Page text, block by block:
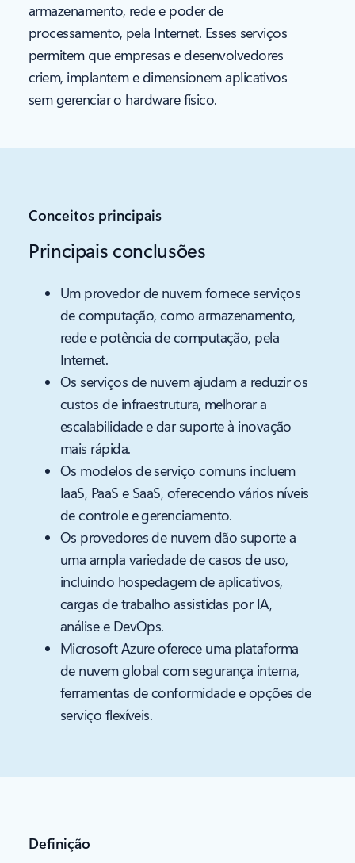
armazenamento, rede e poder de
processamento, pela Internet. Esses serviços
permitem que empresas e desenvolvedores
criem, implantem e dimensionem aplicativos
sem gerenciar o hardware físico.
Conceitos principais
Principais conclusões
Um provedor de nuvem fornece serviços
de computação, como armazenamento,
rede e potência de computação, pela
Internet.
Os serviços de nuvem ajudam a reduzir os
custos de infraestrutura, melhorar a
escalabilidade e dar suporte à inovação
mais rápida.
Os modelos de serviço comuns incluem
IaaS, PaaS e SaaS, oferecendo vários níveis
de controle e gerenciamento.
Os provedores de nuvem dão suporte a
uma ampla variedade de casos de uso,
incluindo hospedagem de aplicativos,
cargas de trabalho assistidas por IA,
análise e DevOps.
Microsoft Azure oferece uma plataforma
de nuvem global com segurança interna,
ferramentas de conformidade e opções de
serviço flexíveis.
Definição